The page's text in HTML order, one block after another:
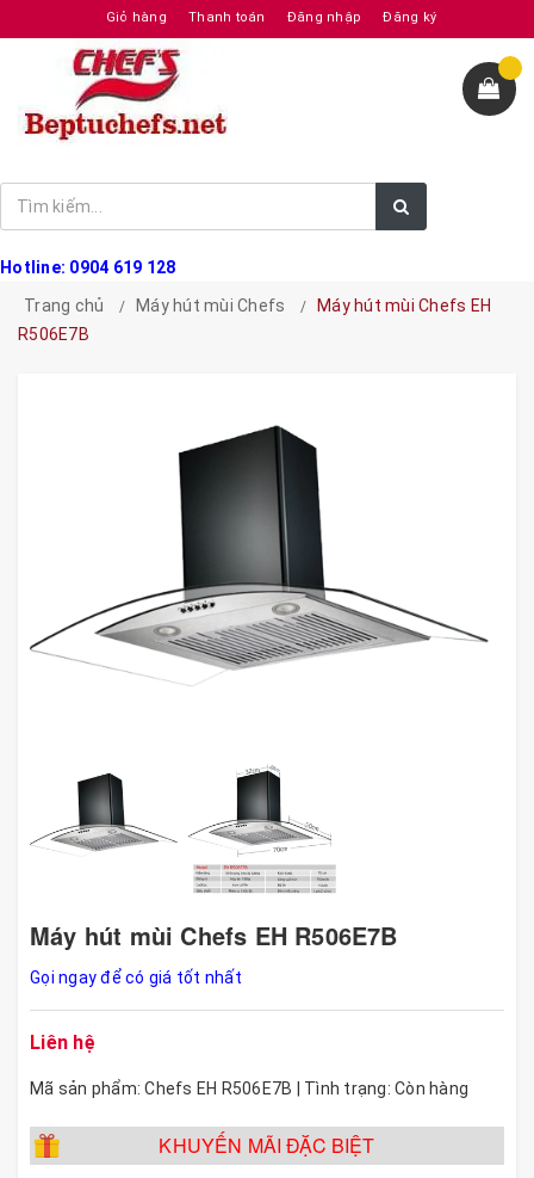
Giỏ hàng Thanh toán Đăng nhập Đăng ký
Hotline: 0904 619 128
Trang chủ
Máy hút mùi Chefs
Máy hút mùi Chefs EH
R506E7B
Máy hút mùi Chefs EH R506E7B
Gọi ngay để có giá tốt nhất
Liên hệ
Mã sản phẩm: Chefs EH R506E7B | Tình trạng: Còn hàng
KHUYẾN MÃI ĐẶC BIỆT